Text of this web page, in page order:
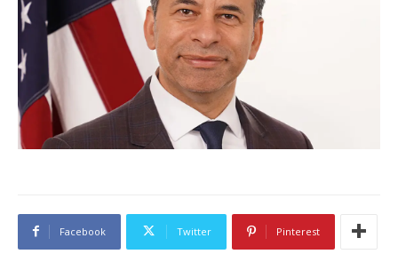
Facebook Twitter Pinterest